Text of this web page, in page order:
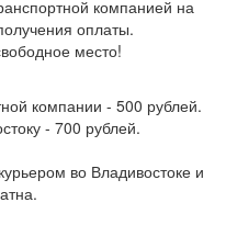
компанией на
оплаты.
место!
компании - 500 рублей.
- 700 рублей.
во Владивостоке и